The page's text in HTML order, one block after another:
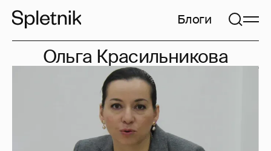
Блоги
Ольга Красильникова